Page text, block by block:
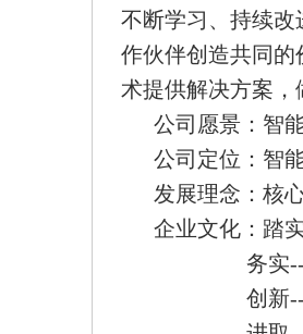
不断学习、持续
作伙伴创造共同
术提供解决方案
公司愿景：智
公司定位：智
发展理念：核
企业文化：踏
务实
创新